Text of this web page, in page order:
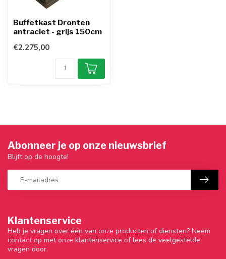
Buffetkast Dronten
antraciet - grijs 150cm
€2.275,00
Klantenservice
Heb je vragen over één van onze producten of diensten? Neem
contact op met onze klantenservice of lees de veelgestelde
vragen door.
Abonneer je op onze nieuwsbrief
Blijft op de hoogte!